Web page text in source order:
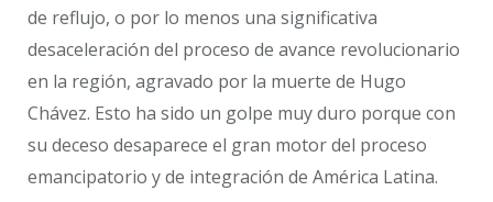
de reflujo, o por lo menos una significativa
desaceleración del proceso de avance revolucionario
en la región, agravado por la muerte de Hugo
Chávez. Esto ha sido un golpe muy duro porque con
su deceso desaparece el gran motor del proceso
emancipatorio y de integración de América Latina.